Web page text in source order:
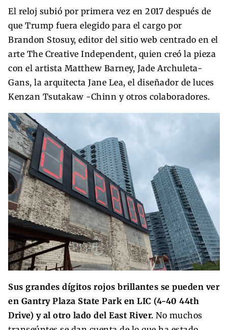
El reloj subió por primera vez en 2017 después de
que Trump fuera elegido para el cargo por
Brandon Stosuy, editor del sitio web centrado en el
arte The Creative Independent, quien creó la pieza
con el artista Matthew Barney, Jade Archuleta-
Gans, la arquitecta Jane Lea, el diseñador de luces
Kenzan Tsutakaw -Chinn y otros colaboradores.
Sus grandes dígitos rojos brillantes se pueden ver
en Gantry Plaza State Park en LIC (4-40 44th
Drive) y al otro lado del East River. No muchos